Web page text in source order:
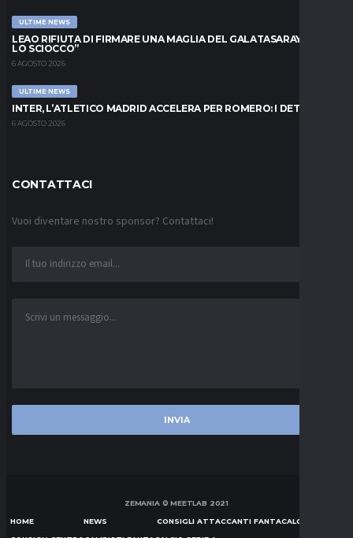
ULTIME NEWS
LEAO RIFIUTA DI FIRMARE UNA MAGLIA DEL GALATASARAY: “FAI
LO SCIOCCO”
6 AGOSTO 2026
ULTIME NEWS
INTER, L’ATLETICO MADRID ACCELERA PER ROMERO: I DETTAGLI
6 AGOSTO 2026
CONTATTACI
Vuoi diventare nostro sponsor? Contattaci!
ZEMANIA © MEETLAB 2021
HOME NEWS CONSIGLI ATTACCANTI FANTACALCIO SERIE A